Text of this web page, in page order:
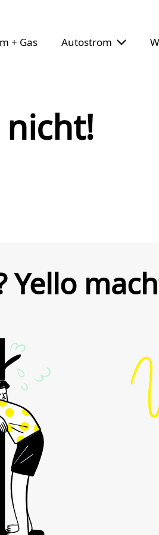
+ Gas Autostrom
nicht!
Yello